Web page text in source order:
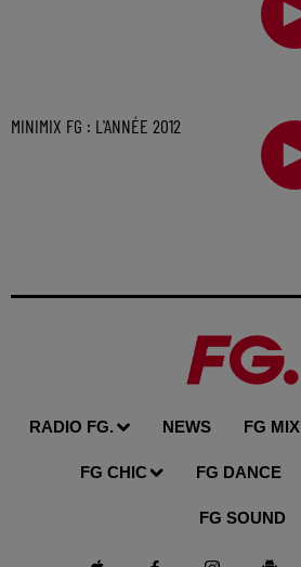
MINIMIX FG : L'ANNÉE 2012
RADIO FG. NEWS FG MIX
FG CHIC FG DANCE
FG SOUND